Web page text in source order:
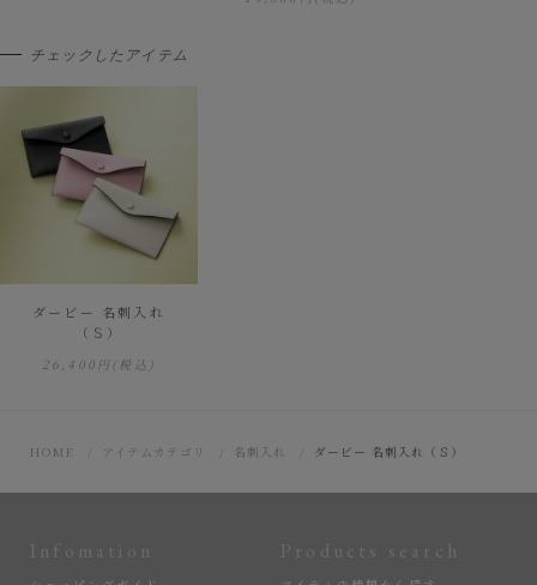
チェックしたアイテム
ダービー 名刺入れ
（Ｓ）
26,400円(税込)
HOME アイテムカテゴリ 名刺入れ ダービー 名刺入れ（Ｓ）
Infomation Products search